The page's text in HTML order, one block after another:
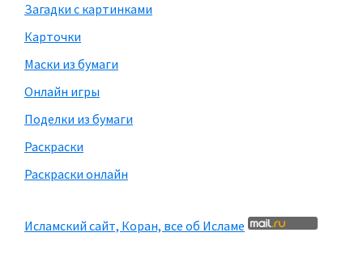
Загадки с картинками
Карточки
Маски из бумаги
Онлайн игры
Поделки из бумаги
Раскраски
Раскраски онлайн
Исламский сайт, Коран, все об Исламе